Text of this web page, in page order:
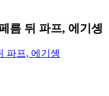
름 뒤 파프, 에기솅
파프, 에기솅